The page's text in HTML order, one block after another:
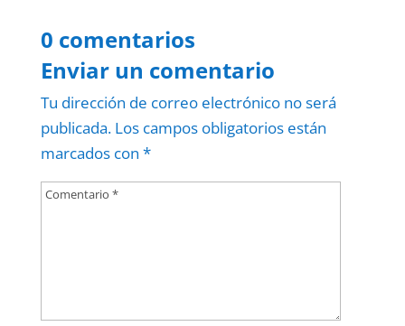
0 comentarios
Enviar un comentario
Tu dirección de correo electrónico no será
publicada. Los campos obligatorios están
marcados con *